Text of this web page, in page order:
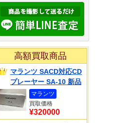
高額買取商品
マランツ SACD対応CD
プレーヤー SA-10 新品
マランツ
買取価格
¥320000